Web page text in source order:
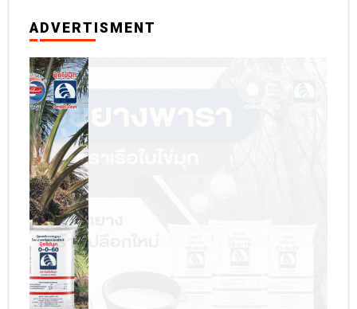
ADVERTISMENT